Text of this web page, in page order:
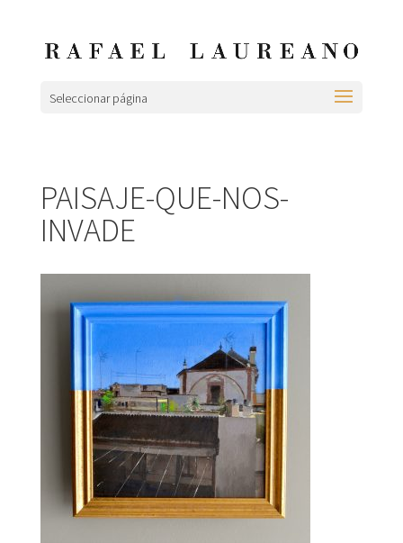
Seleccionar página
PAISAJE-QUE-NOS-
INVADE